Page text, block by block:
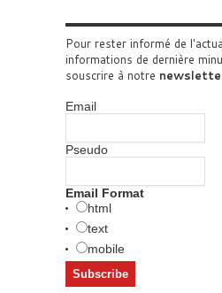
Pour rester informé de
informations de dernière
souscrire à notre
Email
Pseudo
Email Format
html
text
mobile